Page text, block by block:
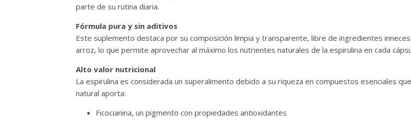
parte de su rutina diaria.
Fórmula pura y sin aditivos
Este suplemento destaca por su composición limpia y transparente, libre de ingredientes
arroz, lo que permite aprovechar al máximo los nutrientes naturales de la espirulina en cada
Alto valor nutricional
La espirulina es considerada un superalimento debido a su riqueza en compuestos esenciales
natural aporta:
Ficocianina, un pigmento con propiedades antioxidantes